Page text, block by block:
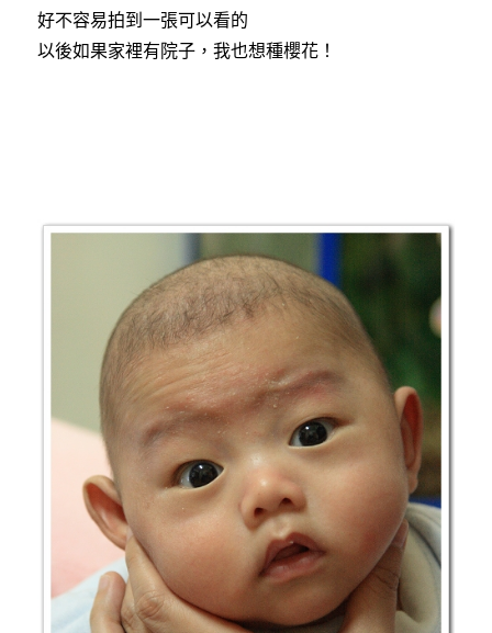
好不容易拍到一張可以看的
以後如果家裡有院子，我也想種櫻花！